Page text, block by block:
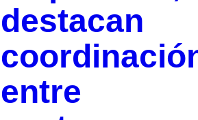
destacan
entre